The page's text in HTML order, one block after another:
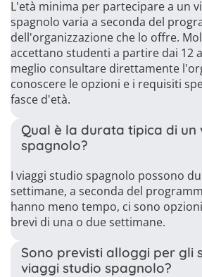
L'età minima per partecipare a un
spagnolo varia a seconda del
dell'organizzazione che lo offre.
accettano studenti a partire dai 12
meglio consultare direttamente
conoscere le opzioni e i requisiti
fasce d'età.
Qual è la durata tipica di un
spagnolo?
I viaggi studio spagnolo possono
settimane, a seconda del
hanno meno tempo, ci sono
brevi di una o due settimane.
Sono previsti alloggi per gli
viaggi studio spagnolo?